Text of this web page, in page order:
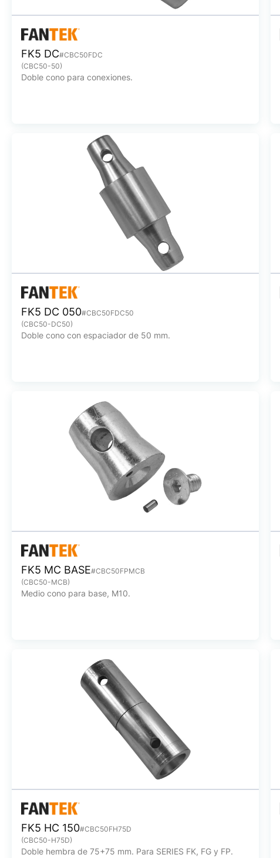
FK5 DC#CBC50FDC
(CBC50-50)
Doble cono para conexiones.
FK5 DC 050#CBC50FDC50
(CBC50-DC50)
Doble cono con espaciador de 50 mm.
FK5 MC BASE#CBC50FPMCB
(CBC50-MCB)
Medio cono para base, M10.
FK5 HC 150#CBC50FH75D
(CBC50-H75D)
Doble hembra de 75+75 mm. Para SERIES FK, FG y FP.